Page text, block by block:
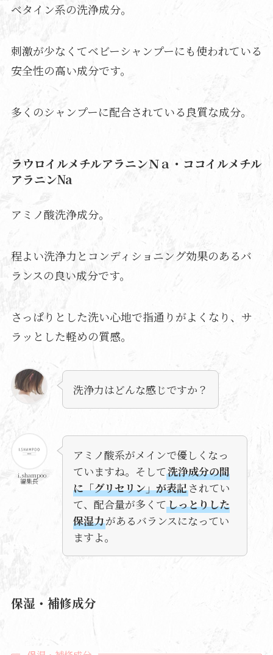
ベタイン系の洗浄成分。
刺激が少なくてベビーシャンプーにも使われている
安全性の高い成分です。
多くのシャンプーに配合されている良質な成分。
ラウロイルメチルアラニンＮａ・ココイルメチル
アラニンNa
アミノ酸洗浄成分。
程よい洗浄力とコンディショニング効果のあるバ
ランスの良い成分です。
さっぱりとした洗い心地で指通りがよくなり、サ
ラッとした軽めの質感。
洗浄力はどんな感じですか？
i.shampoo
編集長
アミノ酸系がメインで優しくなっ
ていますね。そして洗浄成分の間
に「グリセリン」が表記されてい
て、配合量が多くてしっとりした
保湿力があるバランスになってい
ますよ。
保湿・補修成分